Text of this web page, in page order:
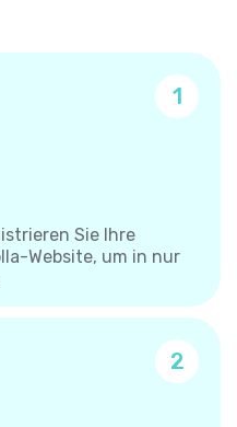
1
Sie Ihre
Website, um in nur
2